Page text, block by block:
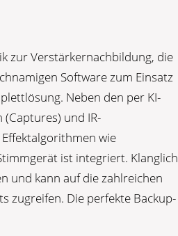
zur Verstärkernachbildung, die
Software zum Einsatz
Neben den per KI-
und IR-
wie
ist integriert. Klanglich
und kann auf die zahlreichen
zugreifen. Die perfekte Backup-